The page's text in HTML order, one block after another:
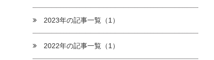
2023年の記事一覧（1）
2022年の記事一覧（1）